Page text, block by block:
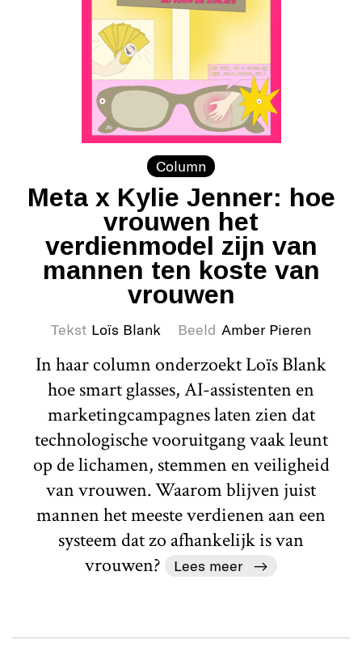
Column
Meta x Kylie Jenner: hoe
vrouwen het
verdienmodel zijn van
mannen ten koste van
vrouwen
Tekst Loïs Blank Beeld Amber Pieren
In haar column onderzoekt Loïs Blank
hoe smart glasses, AI-assistenten en
marketingcampagnes laten zien dat
technologische vooruitgang vaak leunt
op de lichamen, stemmen en veiligheid
van vrouwen. Waarom blijven juist
mannen het meeste verdienen aan een
systeem dat zo afhankelijk is van
vrouwen?
Lees meer